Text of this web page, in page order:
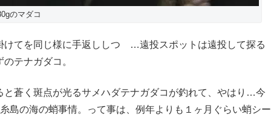
のマダコ
てを同じ様に手返ししつゝ…遠投スポットは遠投して探る
テナガダコ。
蒼く斑点が光るサメハダテナガダコが釣れて、やはり…今
島の海の蛸事情。って事は、例年よりも１ヶ月ぐらい蛸シー